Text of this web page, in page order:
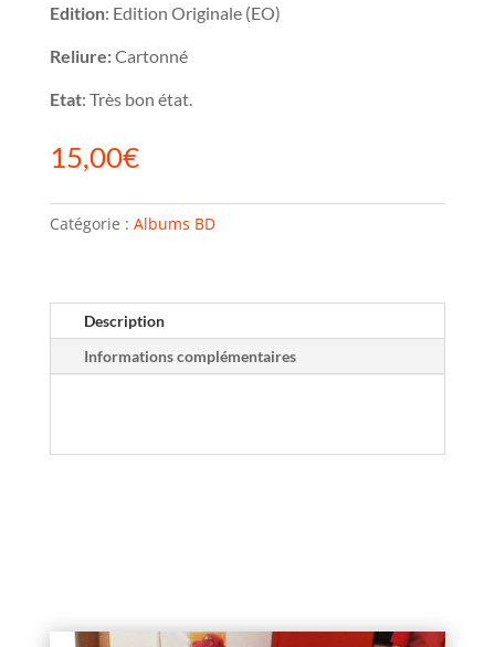
Edition: Edition Originale (EO)
Reliure:Cartonné
Etat: Très bon état.
15,00€
Catégorie : Albums BD
Description
Informations complémentaires